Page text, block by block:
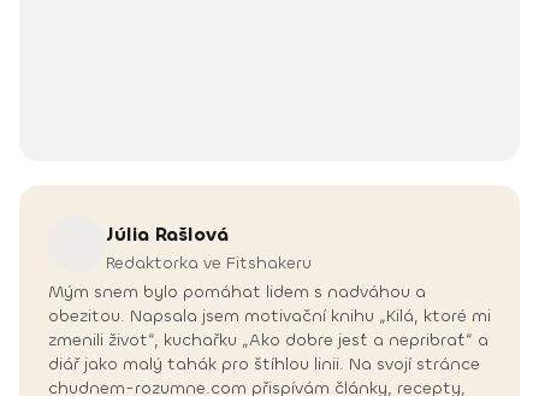
Júlia Rašlová
Redaktorka ve Fitshakeru
Mým snem bylo pomáhat lidem s nadváhou a
obezitou. Napsala jsem motivační knihu „Kilá, ktoré mi
zmenili život“, kuchařku „Ako dobre jesť a nepribrať“ a
diář jako malý tahák pro štíhlou linii. Na svojí stránce
chudnem-rozumne.com přispívám články, recepty,